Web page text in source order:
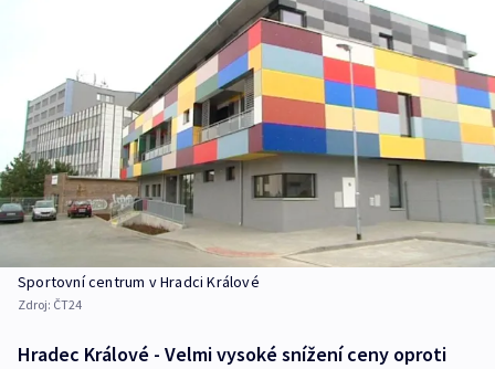
Sportovní centrum v Hradci Králové
Zdroj: ČT24
Hradec Králové - Velmi vysoké snížení ceny oproti